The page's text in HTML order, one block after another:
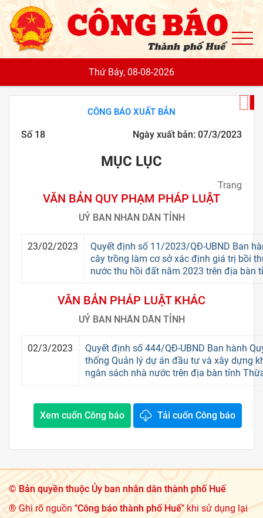
Thứ Bảy, 08-08-2026
CÔNG BÁO XUẤT BẢN
Số 18 Ngày xuất bản: 07/3/2023
MỤC LỤC
Trang
VĂN BẢN QUY PHẠM PHÁP LUẬT
UỶ BAN NHÂN DÂN TỈNH
23/02/2023
Quyết định số 11/2023/QĐ-UBND Ban
cây trồng làm cơ sở xác định giá trị bồi
nước thu hồi đất năm 2023 trên địa bàn
VĂN BẢN PHÁP LUẬT KHÁC
UỶ BAN NHÂN DÂN TỈNH
02/3/2023
Quyết định số 444/QĐ-UBND Ban hành
thống Quản lý dự án đầu tư và xây dựng
ngân sách nhà nước trên địa bàn tỉnh
Xem cuốn Công báo Tải cuốn Công báo
©Bản quyền thuộc Ủy ban nhân dân thành phố Huế
® Ghi rõ nguồn "Công báo thành phố Huế"khi sử dụng lại